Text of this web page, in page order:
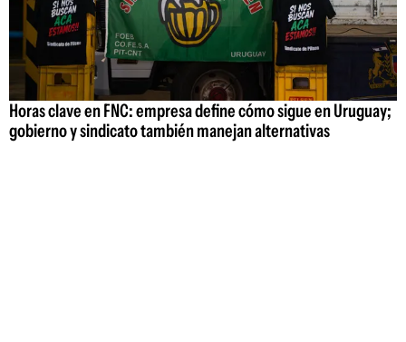
Horas clave en FNC: empresa define cómo sigue en Uruguay;
gobierno y sindicato también manejan alternativas